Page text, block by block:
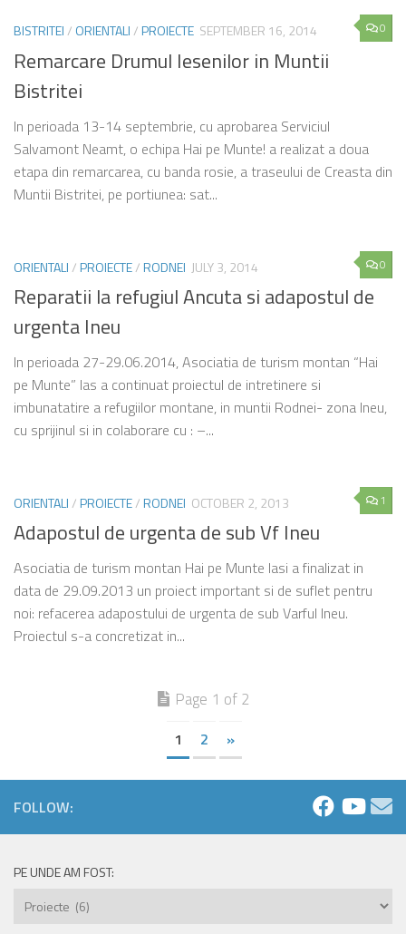
0
BISTRITEI/ ORIENTALI/PROIECTE SEPTEMBER 16, 2014
Remarcare Drumul Iesenilor in Muntii
Bistritei
In perioada 13-14 septembrie, cu aprobarea Serviciul
Salvamont Neamt, o echipa Hai pe Munte! a realizat a doua
etapa din remarcarea, cu banda rosie, a traseului de Creasta din
Muntii Bistritei, pe portiunea: sat...
0
ORIENTALI/PROIECTE/RODNEI JULY 3, 2014
Reparatii la refugiul Ancuta si adapostul de
urgenta Ineu
In perioada 27-29.06.2014, Asociatia de turism montan “Hai
pe Munte” Ias a continuat proiectul de intretinere si
imbunatatire a refugiilor montane, in muntii Rodnei- zona Ineu,
cu sprijinul si in colaborare cu : –...
1
ORIENTALI/PROIECTE/RODNEI OCTOBER 2, 2013
Adapostul de urgenta de sub Vf Ineu
Asociatia de turism montan Hai pe Munte Iasi a finalizat in
data de 29.09.2013 un proiect important si de suflet pentru
noi: refacerea adapostului de urgenta de sub Varful Ineu.
Proiectul s-a concretizat in...
Page 1 of 2
1 2 »
FOLLOW:
PE UNDE AM FOST:
Pe